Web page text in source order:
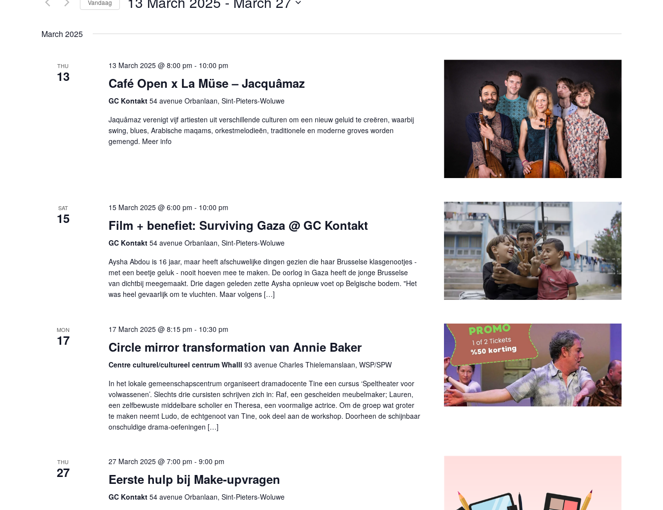
weergeven
navigatie
voor
keyword.
Vandaag
datum.
March 2025
THU
13
13 March 2025 @ 8:00 pm - 10:00 pm
Café Open x La Müse – Jacquâmaz
GC Kontakt 54 avenue Orbanlaan, Sint-Pieters-Woluwe
Jaquâmaz verenigt vijf artiesten uit verschillende culturen om een nieuw geluid te creëren, waarbij
swing, blues, Arabische maqams, orkestmelodieën, traditionele en moderne groves worden
gemengd. Meer info
SAT
15
15 March 2025 @ 6:00 pm - 10:00 pm
Film + benefiet: Surviving Gaza @ GC Kontakt
GC Kontakt 54 avenue Orbanlaan, Sint-Pieters-Woluwe
Aysha Abdou is 16 jaar, maar heeft afschuwelijke dingen gezien die haar Brusselse klasgenootjes -
met een beetje geluk - nooit hoeven mee te maken. De oorlog in Gaza heeft de jonge Brusselse
van dichtbij meegemaakt. Drie dagen geleden zette Aysha opnieuw voet op Belgische bodem. "Het
was heel gevaarlijk om te vluchten. Maar volgens […]
MON
17
17 March 2025 @ 8:15 pm - 10:30 pm
Circle mirror transformation van Annie Baker
Centre culturel/cultureel centrum Whalll 93 avenue Charles Thielemanslaan, WSP/SPW
In het lokale gemeenschapscentrum organiseert dramadocente Tine een cursus ‘Speltheater voor
volwassenen’. Slechts drie cursisten schrijven zich in: Raf, een gescheiden meubelmaker; Lauren,
een zelfbewuste middelbare scholier en Theresa, een voormalige actrice. Om de groep wat groter
te maken neemt Ludo, de echtgenoot van Tine, ook deel aan de workshop. Doorheen de schijnbaar
onschuldige drama-oefeningen […]
THU
27
27 March 2025 @ 7:00 pm - 9:00 pm
Eerste hulp bij Make-upvragen
GC Kontakt 54 avenue Orbanlaan, Sint-Pieters-Woluwe